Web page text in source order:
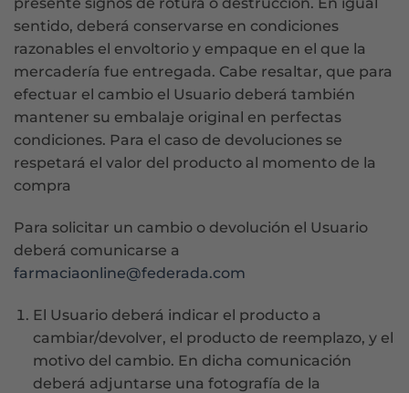
sentido, deberá conservarse en condiciones
razonables el envoltorio y empaque en el que la
mercadería fue entregada. Cabe resaltar, que para
efectuar el cambio el Usuario deberá también
mantener su embalaje original en perfectas
condiciones. Para el caso de devoluciones se
respetará el valor del producto al momento de la
compra
Para solicitar un cambio o devolución el Usuario
deberá comunicarse a
farmaciaonline@federada.com
El Usuario deberá indicar el producto a
cambiar/devolver, el producto de reemplazo, y el
motivo del cambio. En dicha comunicación
deberá adjuntarse una fotografía de la